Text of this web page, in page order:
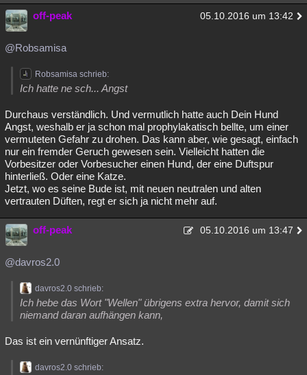
off-peak 05.10.2016 um 13:42
@Robsamisa
Robsamisa schrieb:
Ich hatte ne sch... Angst
Durchaus verständlich. Und vermutlich hatte auch Dein Hund
Angst, weshalb er ja schon mal prophylakatisch bellte, um einer
vermuteten Gefahr zu drohen. Das kann aber, wie gesagt, einfach
nur ein fremder Geruch gewesen sein. Vielleicht hatten die
Vorbesitzer oder Vorbesucher einen Hund, der eine Duftspur
hinterließ. Oder eine Katze.
Jetzt, wo es seine Bude ist, mit neuen neutralen und alten
vertrauten Düften, regt er sich ja nicht mehr auf.
off-peak 05.10.2016 um 13:47
@davros2.0
davros2.0 schrieb:
Ich hebe das Wort "Wellen" übrigens extra hervor, damit sich
niemand daran aufhängen kann,
Das ist ein vernünftiger Ansatz.
davros2.0 schrieb: